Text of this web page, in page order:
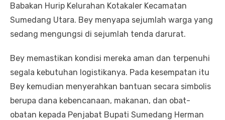
Babakan Hurip Kelurahan Kotakaler Kecamatan
Sumedang Utara. Bey menyapa sejumlah warga yang
sedang mengungsi di sejumlah tenda darurat.
Bey memastikan kondisi mereka aman dan terpenuhi
segala kebutuhan logistikanya. Pada kesempatan itu
Bey kemudian menyerahkan bantuan secara simbolis
berupa dana kebencanaan, makanan, dan obat-
obatan kepada Penjabat Bupati Sumedang Herman